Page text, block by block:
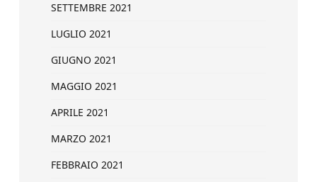
SETTEMBRE 2021
LUGLIO 2021
GIUGNO 2021
MAGGIO 2021
APRILE 2021
MARZO 2021
FEBBRAIO 2021